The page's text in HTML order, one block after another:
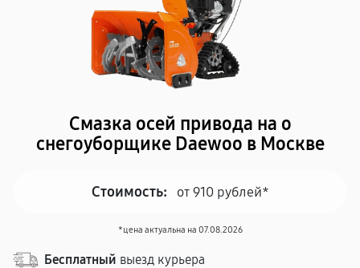
Смазка осей привода на о
снегоуборщике Daewoo в Москве
Стоимость: от 910 рублей*
*цена актуальна на 07.08.2026
Бесплатный выезд курьера